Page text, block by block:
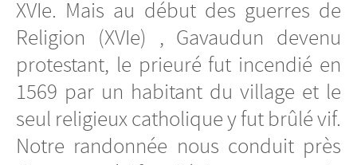
XVIe. Mais au début des guerres de
Religion (XVIe) , Gavaudun devenu
protestant, le prieuré fut incendié en
1569 par un habitant du village et le
seul religieux catholique y fut brûlé vif.
Notre randonnée nous conduit près